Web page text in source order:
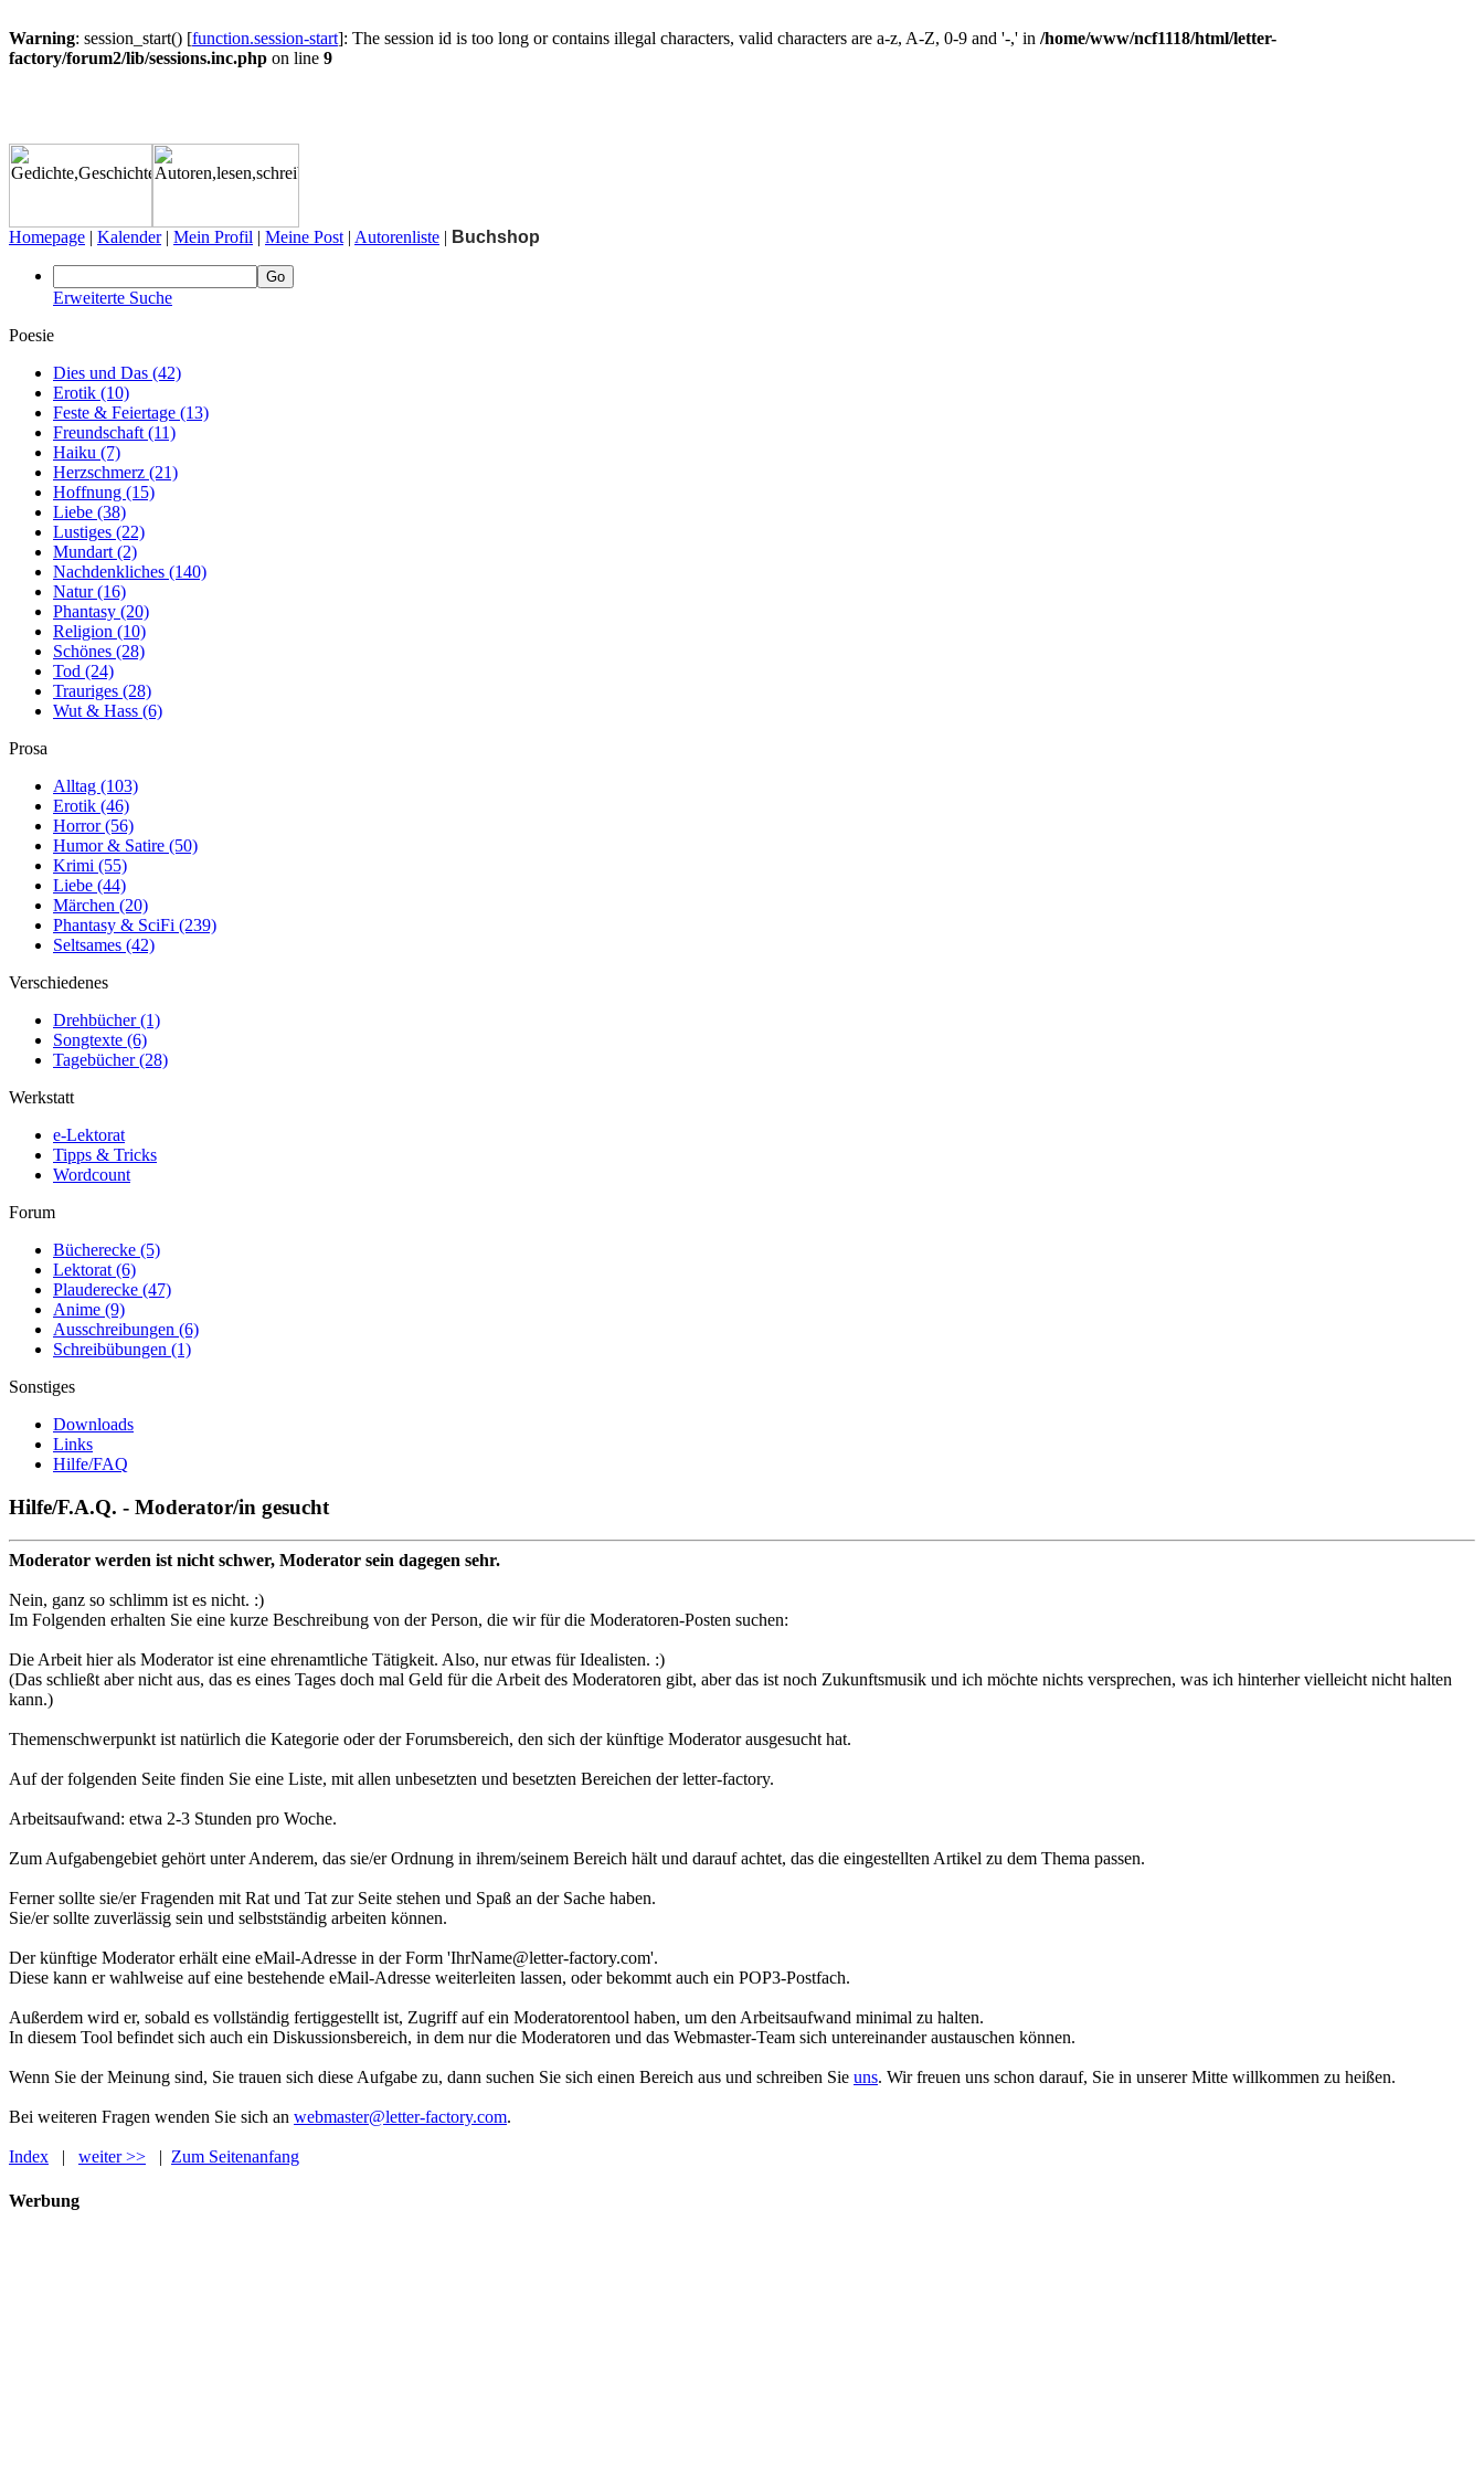
Warning: session_start() [function.session-start]: The session id is too long or contains illegal characters, valid characters are a-z, A-Z, 0-9 and '-,' in /home/www/ncf1118/html/letter-
factory/forum2/lib/sessions.inc.php on line 9
Homepage | Kalender| Mein Profil | Meine Post | Autorenliste | Buchshop
Erweiterte Suche
Poesie
Dies und Das (42)
Erotik (10)
Feste & Feiertage (13)
Freundschaft (11)
Haiku (7)
Herzschmerz (21)
Hoffnung (15)
Liebe (38)
Lustiges (22)
Mundart (2)
Nachdenkliches (140)
Natur(16)
Phantasy (20)
Religion (10)
Schönes (28)
Tod (24)
Trauriges (28)
Wut & Hass (6)
Prosa
Alltag (103)
Erotik (46)
Horror(56)
Humor & Satire (50)
Krimi (55)
Liebe (44)
Märchen (20)
Phantasy & SciFi (239)
Seltsames (42)
Verschiedenes
Drehbücher(1)
Songtexte (6)
Tagebücher(28)
Werkstatt
e-Lektorat
Tipps & Tricks
Wordcount
Forum
Bücherecke (5)
Lektorat (6)
Plauderecke (47)
Anime (9)
Ausschreibungen (6)
Schreibübungen (1)
Sonstiges
Downloads
Links
Hilfe/FAQ
Hilfe/F.A.Q. - Moderator/in gesucht
Moderator werden ist nicht schwer, Moderator sein dagegen sehr.
Nein, ganz so schlimm ist es nicht. :)
Im Folgenden erhalten Sie eine kurze Beschreibung von der Person, die wir für die Moderatoren-Posten suchen:
Die Arbeit hier als Moderator ist eine ehrenamtliche Tätigkeit. Also, nur etwas für Idealisten. :)
(Das schließt aber nicht aus, das es eines Tages doch mal Geld für die Arbeit des Moderatoren gibt, aber das ist noch Zukunftsmusik und ich möchte nichts versprechen, was ich hinterher vielleicht nicht halten
kann.)
Themenschwerpunkt ist natürlich die Kategorie oder der Forumsbereich, den sich der künftige Moderator ausgesucht hat.
Auf der folgenden Seite finden Sie eine Liste, mit allen unbesetzten und besetzten Bereichen der letter-factory.
Arbeitsaufwand: etwa 2-3 Stunden pro Woche.
Zum Aufgabengebiet gehört unter Anderem, das sie/er Ordnung in ihrem/seinem Bereich hält und darauf achtet, das die eingestellten Artikel zu dem Thema passen.
Ferner sollte sie/er Fragenden mit Rat und Tat zur Seite stehen und Spaß an der Sache haben.
Sie/er sollte zuverlässig sein und selbstständig arbeiten können.
Der künftige Moderator erhält eine eMail-Adresse in der Form 'IhrName@letter-factory.com'.
Diese kann er wahlweise auf eine bestehende eMail-Adresse weiterleiten lassen, oder bekommt auch ein POP3-Postfach.
Außerdem wird er, sobald es vollständig fertiggestellt ist, Zugriff auf ein Moderatorentool haben, um den Arbeitsaufwand minimal zu halten.
In diesem Tool befindet sich auch ein Diskussionsbereich, in dem nur die Moderatoren und das Webmaster-Team sich untereinander austauschen können.
Wenn Sie der Meinung sind, Sie trauen sich diese Aufgabe zu, dann suchen Sie sich einen Bereich aus und schreiben Sie uns. Wir freuen uns schon darauf, Sie in unserer Mitte willkommen zu heißen.
Bei weiteren Fragen wenden Sie sich an webmaster@letter-factory.com.
Index | weiter >> | Zum Seitenanfang
Werbung